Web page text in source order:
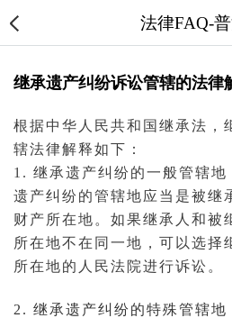
法律FAQ-
继承遗产纠纷诉讼管辖的法律
根据中华人民共和国继承法，
辖法律解释如下：
1. 继承遗产纠纷的一般管辖地
遗产纠纷的管辖地应当是被继
财产所在地。如果继承人和被
所在地不在同一地，可以选择
所在地的人民法院进行诉讼。
2. 继承遗产纠纷的特殊管辖地